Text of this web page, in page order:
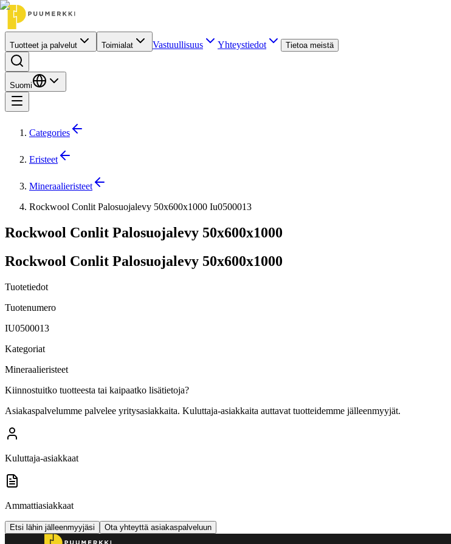
Tuotteet ja palvelut Toimialat Vastuullisuus Yhteystiedot Tietoa meistä
Suomi
Categories
Eristeet
Mineraalieristeet
Rockwool Conlit Palosuojalevy 50x600x1000 Iu0500013
Rockwool Conlit Palosuojalevy 50x600x1000
Rockwool Conlit Palosuojalevy 50x600x1000
Tuotetiedot
Tuotenumero
IU0500013
Kategoriat
Mineraalieristeet
Kiinnostuitko tuotteesta tai kaipaatko lisätietoja?
Asiakaspalvelumme palvelee yritysasiakkaita. Kuluttaja-asiakkaita auttavat tuotteidemme jälleenmyyjät.
Kuluttaja-asiakkaat
Ammattiasiakkaat
Etsi lähin jälleenmyyjäsi Ota yhteyttä asiakaspalveluun